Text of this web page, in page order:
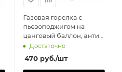
Газовая горелка с
пьезоподжигом на
цанговый баллон, анти-
вспышка AIRLINE
Достаточно
470 руб./шт